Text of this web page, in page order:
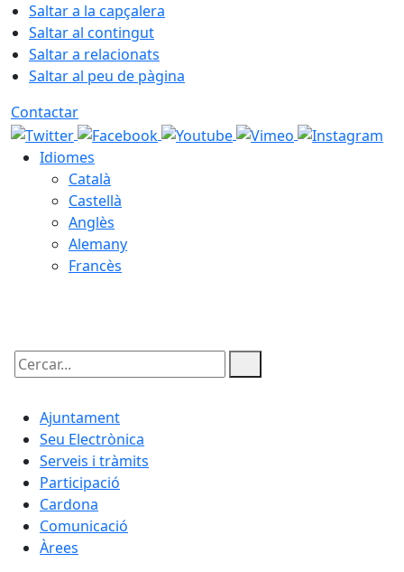
Saltar a la capçalera
Saltar al contingut
Saltar a relacionats
Saltar al peu de pàgina
Contactar
Idiomes
Català
Castellà
Anglès
Alemany
Francès
Cercar:
Ajuntament
Seu Electrònica
Serveis i tràmits
Participació
Cardona
Comunicació
Àrees